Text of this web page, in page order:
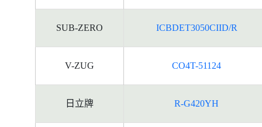
SUB-ZERO ICBDET3050CIID/R
V-ZUG CO4T-51124
日立牌 R-G420YH